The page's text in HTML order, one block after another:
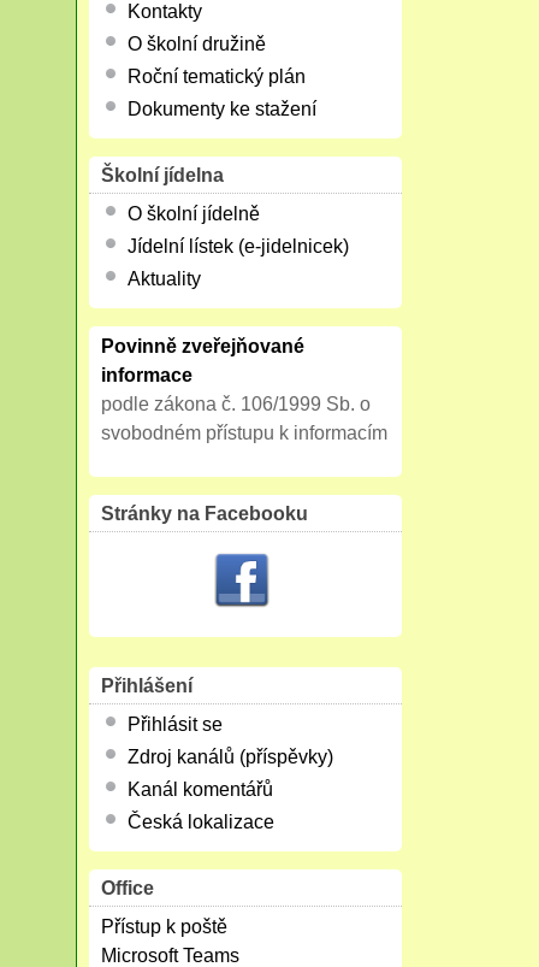
Kontakty
O školní družině
Roční tematický plán
Dokumenty ke stažení
Školní jídelna
O školní jídelně
Jídelní lístek (e-jidelnicek)
Aktuality
Povinně zveřejňované
informace
podle zákona č. 106/1999 Sb. o
svobodném přístupu k informacím
Stránky na Facebooku
Přihlášení
Přihlásit se
Zdroj kanálů (příspěvky)
Kanál komentářů
Česká lokalizace
Office
Přístup k poště
Microsoft Teams